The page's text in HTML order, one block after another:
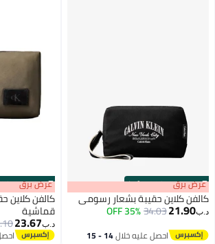
رسومي
14 - 15
00m:00s
·
100% Left عرض برق
كالفن كلاين حقيبة أدوات تجميل
قماشية
احصل عليه خلال 14 - 15